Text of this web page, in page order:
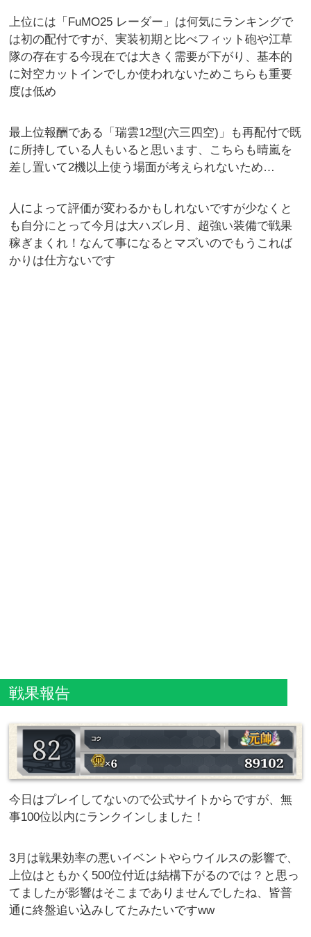
上位には「FuMO25 レーダー」は何気にランキングで
は初の配付ですが、実装初期と比べフィット砲や江草
隊の存在する今現在では大きく需要が下がり、基本的
に対空カットインでしか使われないためこちらも重要
度は低め
最上位報酬である「瑞雲12型(六三四空)」も再配付で既
に所持している人もいると思います、こちらも晴嵐を
差し置いて2機以上使う場面が考えられないため…
人によって評価が変わるかもしれないですが少なくと
も自分にとって今月は大ハズレ月、超強い装備で戦果
稼ぎまくれ！なんて事になるとマズいのでもうこれば
かりは仕方ないです
戦果報告
今日はプレイしてないので公式サイトからですが、無
事100位以内にランクインしました！
3月は戦果効率の悪いイベントやらウイルスの影響で、
上位はともかく500位付近は結構下がるのでは？と思っ
てましたが影響はそこまでありませんでしたね、皆普
通に終盤追い込みしてたみたいですww